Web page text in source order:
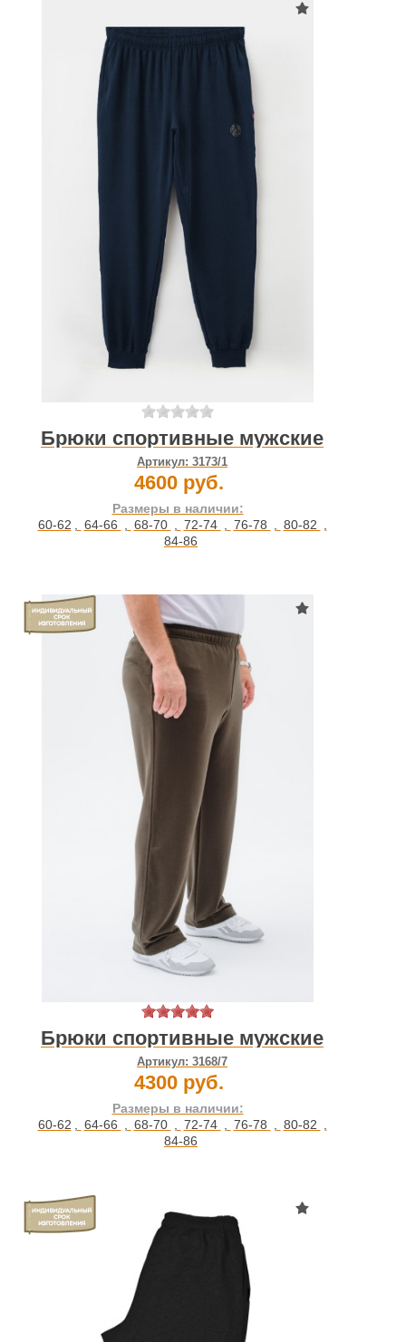
Брюки спортивные мужские
Артикул: 3173/1
4600 руб.
Размеры в наличии:
60-62 , 64-66 , 68-70 , 72-74 , 76-78 , 80-82 ,
84-86
Брюки спортивные мужские
Артикул: 3168/7
4300 руб.
Размеры в наличии:
60-62 , 64-66 , 68-70 , 72-74 , 76-78 , 80-82 ,
84-86